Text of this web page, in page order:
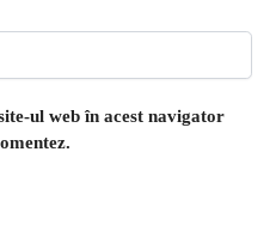
ul web în acest navigator